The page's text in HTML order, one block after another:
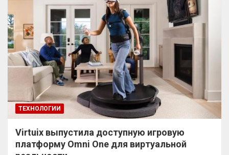
ТЕХНОЛОГИИ
Virtuix выпустила доступную игровую
платформу Omni One для виртуальной